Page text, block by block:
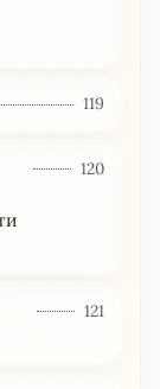
119
120
121